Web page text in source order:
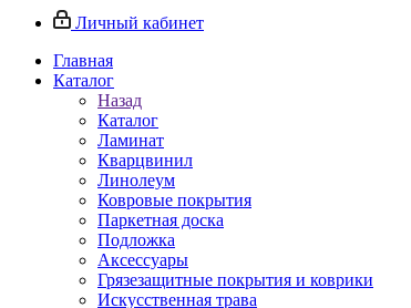
Личный кабинет
Главная
Каталог
Назад
Каталог
Ламинат
Кварцвинил
Линолеум
Ковровые покрытия
Паркетная доска
Подложка
Аксессуары
Грязезащитные покрытия и коврики
Искусственная трава